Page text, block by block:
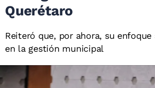
Querétaro
Reiteró que, por ahora, su
en la gestión municipal